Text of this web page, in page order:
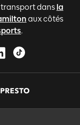
dans la
aux côtés
.